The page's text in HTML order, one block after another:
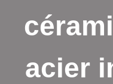
acier